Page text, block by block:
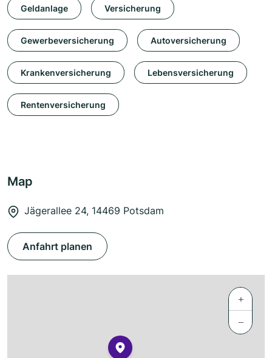
Geldanlage Versicherung
Gewerbeversicherung Autoversicherung
Krankenversicherung Lebensversicherung
Rentenversicherung
Map
Jägerallee 24, 14469 Potsdam
Anfahrt planen
+
−